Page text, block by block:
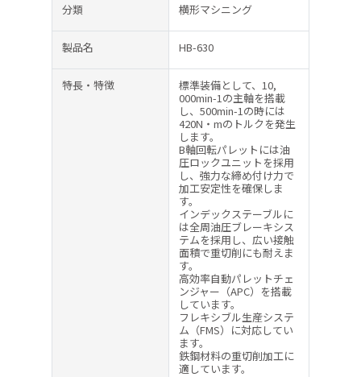
分類 横形マシニング
製品名 HB-630
特長・特徴
標準装備として、10,
000min-1の主軸を搭載
し、500min-1の時には
420N・mのトルクを発生
します。
B軸回転パレットには油
圧ロックユニットを採用
し、強力な締め付け力で
加工安定性を確保しま
す。
インデックステーブルに
は全周油圧ブレーキシス
テムを採用し、広い接触
面積で重切削にも耐えま
す。
高効率自動パレットチェ
ンジャー（APC）を搭載
しています。
フレキシブル生産システ
ム（FMS）に対応してい
ます。
鉄鋼材料の重切削加工に
適しています。